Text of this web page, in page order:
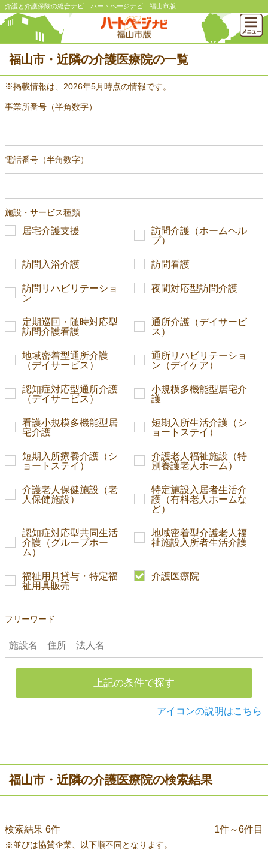
介護と介護保険の総合ナビ ハートページナビ 福山市版
福山市・近隣の介護医療院の一覧
※掲載情報は、2026年5月時点の情報です。
事業所番号（半角数字）
電話番号（半角数字）
施設・サービス種類
居宅介護支援
訪問介護（ホームヘル
プ）
訪問入浴介護 訪問看護
訪問リハビリテーショ
ン
夜間対応型訪問介護
定期巡回・随時対応型
訪問介護看護
通所介護（デイサービ
ス）
地域密着型通所介護
（デイサービス）
通所リハビリテーショ
ン（デイケア）
認知症対応型通所介護
（デイサービス）
小規模多機能型居宅介
護
看護小規模多機能型居
宅介護
短期入所生活介護（シ
ョートステイ）
短期入所療養介護（シ
ョートステイ）
介護老人福祉施設（特
別養護老人ホーム）
介護老人保健施設（老
人保健施設）
特定施設入居者生活介
護（有料老人ホームな
ど）
認知症対応型共同生活
介護（グループホー
ム）
地域密着型介護老人福
祉施設入所者生活介護
福祉用具貸与・特定福
祉用具販売
介護医療院
フリーワード
上記の条件で探す
アイコンの説明はこちら
福山市・近隣の介護医療院の検索結果
検索結果 6件 1件～6件目
※並びは協賛企業、以下順不同となります。